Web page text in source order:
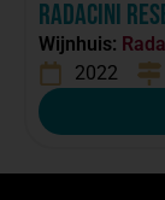
Radacini
Wijnhuis:
2022